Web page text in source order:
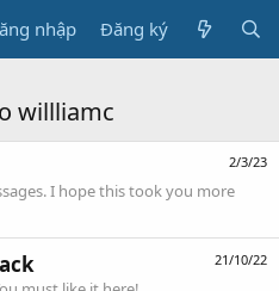
nhập Đăng ký
willliamc
2/3/23
I hope this took you more
21/10/22